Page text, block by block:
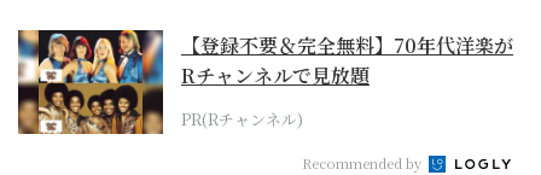
【登録不要＆完全無料】70年代洋楽が
Rチャンネルで見放題
PR(Rチャンネル)
Recommended by